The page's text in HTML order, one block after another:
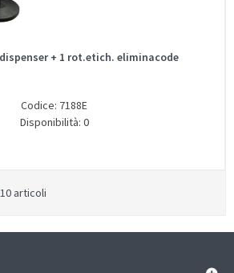
+ 1 rot.etich. eliminacode
Codice: 7188E
Disponibilità: 0
articoli